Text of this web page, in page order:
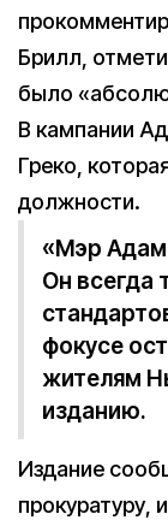
Брилл,
было
В кампании
Греко,
должности.
«Мэр
Он всегда
фокусе
жителям
изданию.
Издание
прокуратуру,